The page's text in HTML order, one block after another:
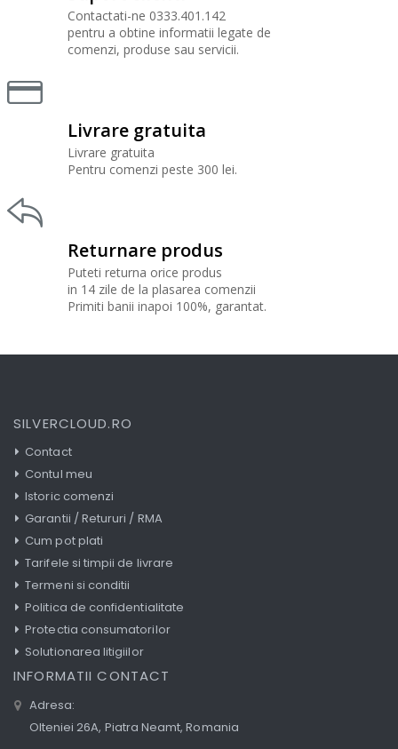
Contactati-ne 0333.401.142
pentru a obtine informatii legate de
comenzi, produse sau servicii.
Livrare gratuita
Livrare gratuita
Pentru comenzi peste 300 lei.
Returnare produs
Puteti returna orice produs
in 14 zile de la plasarea comenzii
Primiti banii inapoi 100%, garantat.
SILVERCLOUD.RO
Contact
Contul meu
Istoric comenzi
Garantii / Retururi / RMA
Cum pot plati
Tarifele si timpii de livrare
Termeni si conditii
Politica de confidentialitate
Protectia consumatorilor
Solutionarea litigiilor
INFORMATII CONTACT
Adresa:
Olteniei 26A, Piatra Neamt, Romania